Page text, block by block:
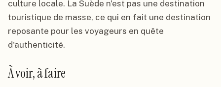
culture locale. La Suède n'est pas une destination
touristique de masse, ce qui en fait une destination
reposante pour les voyageurs en quête
d'authenticité.
À voir, à faire